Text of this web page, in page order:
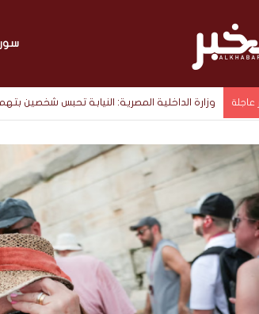
عاجلة وزارة الداخلية المصرية: النيابة تحبس شخصين